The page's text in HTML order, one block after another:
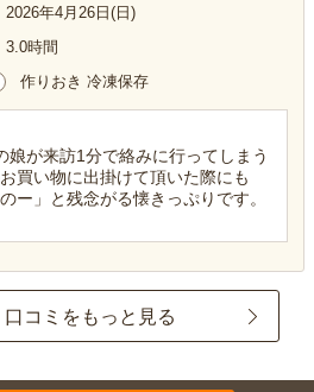
2026年4月26日(日)
3.0時間
作りおき 冷凍保存
娘が来訪1分で絡みに行ってしまう
買い物に出掛けて頂いた際にも
ー」と残念がる懐きっぷりです。
コミをもっと見る